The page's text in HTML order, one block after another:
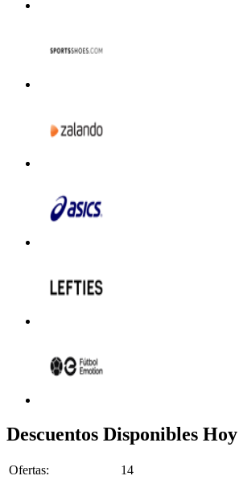
Descuentos Disponibles Hoy
Ofertas:
14